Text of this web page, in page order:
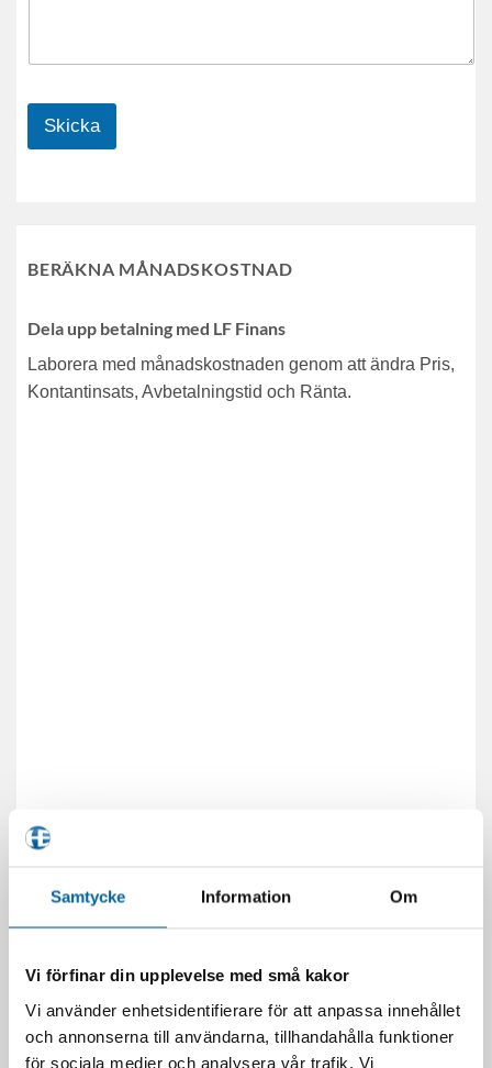
Samtycke Information Om
Vi förfinar din upplevelse med små kakor
Vi använder enhetsidentifierare för att anpassa innehållet
och annonserna till användarna, tillhandahålla funktioner
för sociala medier och analysera vår trafik. Vi
Skicka
BERÄKNA MÅNADSKOSTNAD
Dela upp betalning med LF Finans
Laborera med månadskostnaden genom att ändra Pris,
Kontantinsats, Avbetalningstid och Ränta.